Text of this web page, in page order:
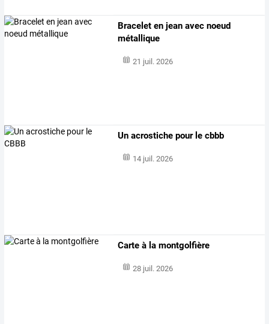
Bracelet en jean avec noeud
métallique
21 juil. 2026
Un acrostiche pour le cbbb
14 juil. 2026
Carte à la montgolfière
28 juil. 2026